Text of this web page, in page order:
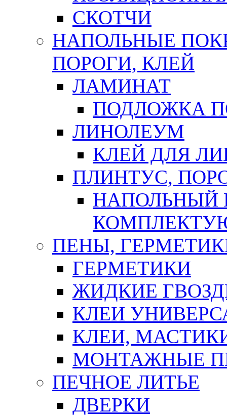
СКОТЧИ
НАПОЛЬНЫЕ
ПОРОГИ, КЛЕЙ
ЛАМИНАТ
ПОДЛОЖКА
ЛИНОЛЕУМ
КЛЕЙ ДЛЯ
ПЛИНТУС,
НАПОЛЬНЫЙ
ПЕНЫ,
ГЕРМЕТИКИ
ЖИДКИЕ
КЛЕИ
КЛЕИ,
МОНТАЖНЫЕ
ПЕЧНОЕ ЛИТЬЕ
ДВЕРКИ